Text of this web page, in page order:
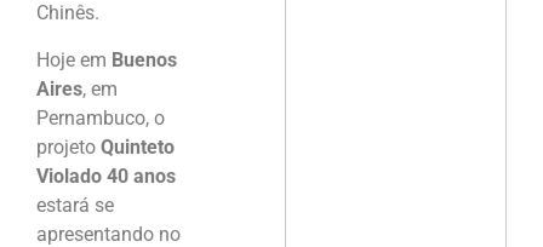
Chinês.
Hoje em Buenos
Aires, em
Pernambuco, o
projeto Quinteto
Violado 40 anos
estará se
apresentando no